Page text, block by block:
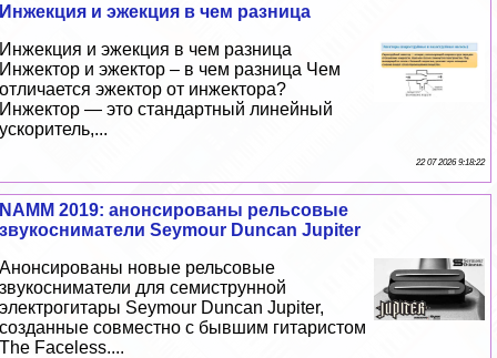
Инжекция и эжекция в чем разница
Инжекция и эжекция в чем разница
Инжектор и эжектор – в чем разница Чем
отличается эжектор от инжектора?
Инжектор — это стандартный линейный
ускоритель,...
22 07 2026 9:18:22
NAMM 2019: анонсированы рельсовые
звукосниматели Seymour Duncan Jupiter
Анонсированы новые рельсовые
звукосниматели для семиструнной
электрогитары Seymour Duncan Jupiter,
созданные совместно с бывшим гитаристом
The Faceless....